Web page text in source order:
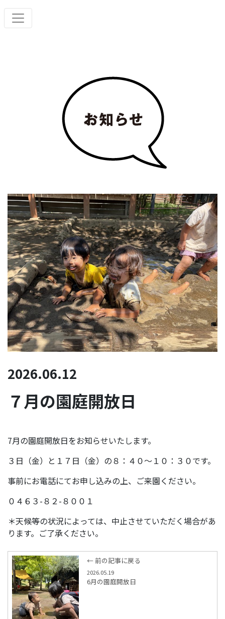
2026.06.12
７月の園庭開放日
7月の園庭開放日をお知らせいたします。
３日（金）と１７日（金）の８：４０～１０：３０です。
事前にお電話にてお申し込みの上、ご来園ください。
０４６３-８２-８００１
＊天候等の状況によっては、中止させていただく場合があ
ります。ご了承ください。
← 前の記事に戻る
2026.05.19
6月の園庭開放日